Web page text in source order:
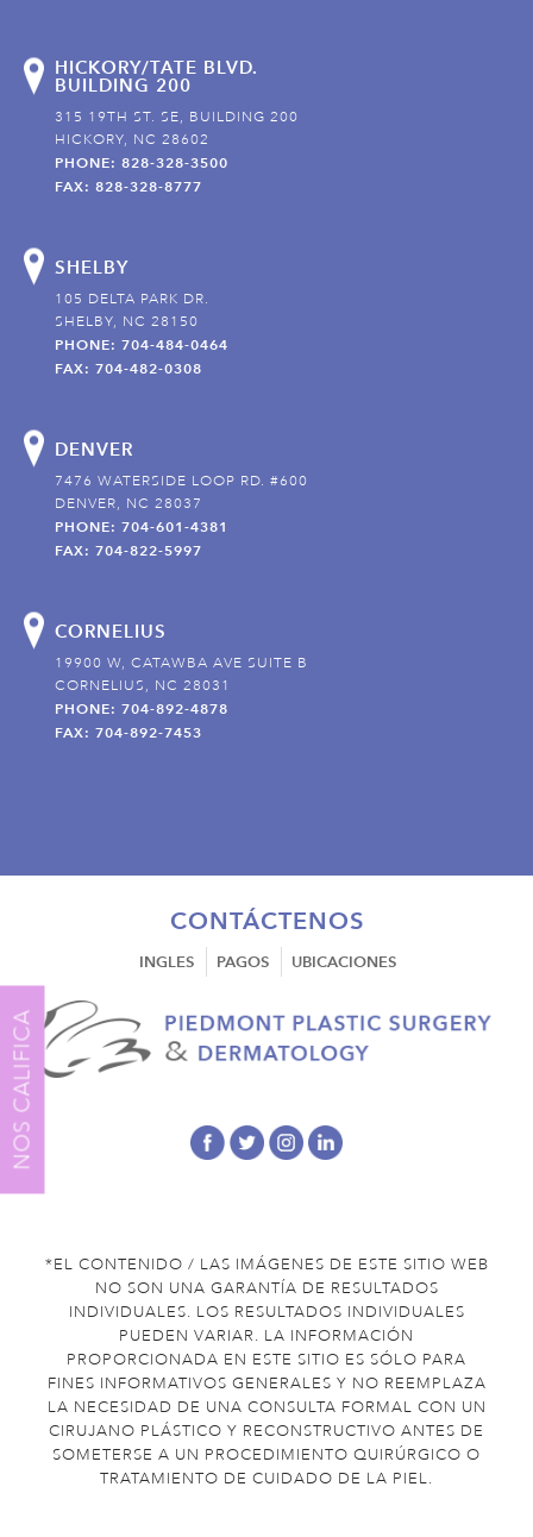
NOS CALIFICA
HICKORY/TATE BLVD.
BUILDING 200
315 19TH ST. SE, BUILDING 200
HICKORY, NC 28602
PHONE: 828-328-3500
FAX: 828-328-8777
SHELBY
105 DELTA PARK DR.
SHELBY, NC 28150
PHONE: 704-484-0464
FAX: 704-482-0308
DENVER
7476 WATERSIDE LOOP RD. #600
DENVER, NC 28037
PHONE: 704-601-4381
FAX: 704-822-5997
CORNELIUS
19900 W, CATAWBA AVE SUITE B
CORNELIUS, NC 28031
PHONE: 704-892-4878
FAX: 704-892-7453
CONTÁCTENOS
INGLES PAGOS UBICACIONES
*EL CONTENIDO / LAS IMÁGENES DE ESTE SITIO WEB
NO SON UNA GARANTÍA DE RESULTADOS
INDIVIDUALES. LOS RESULTADOS INDIVIDUALES
PUEDEN VARIAR. LA INFORMACIÓN
PROPORCIONADA EN ESTE SITIO ES SÓLO PARA
FINES INFORMATIVOS GENERALES Y NO REEMPLAZA
LA NECESIDAD DE UNA CONSULTA FORMAL CON UN
CIRUJANO PLÁSTICO Y RECONSTRUCTIVO ANTES DE
SOMETERSE A UN PROCEDIMIENTO QUIRÚRGICO O
TRATAMIENTO DE CUIDADO DE LA PIEL.